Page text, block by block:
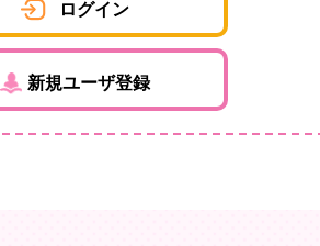
ログイン
新規ユーザ登録